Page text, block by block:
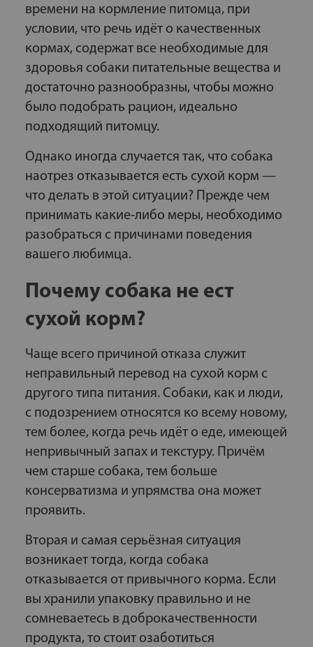
времени на кормление питомца, при
условии, что речь идёт о качественных
кормах, содержат все необходимые для
здоровья собаки питательные вещества и
достаточно разнообразны, чтобы можно
было подобрать рацион, идеально
подходящий питомцу.
Однако иногда случается так, что собака
наотрез отказывается есть сухой корм —
что делать в этой ситуации? Прежде чем
принимать какие-либо меры, необходимо
разобраться с причинами поведения
вашего любимца.
Почему собака не ест
сухой корм?
Чаще всего причиной отказа служит
неправильный перевод на сухой корм с
другого типа питания. Собаки, как и люди,
с подозрением относятся ко всему новому,
тем более, когда речь идёт о еде, имеющей
непривычный запах и текстуру. Причём
чем старше собака, тем больше
консерватизма и упрямства она может
проявить.
Вторая и самая серьёзная ситуация
возникает тогда, когда собака
отказывается от привычного корма. Если
вы хранили упаковку правильно и не
сомневаетесь в доброкачественности
продукта, то стоит озаботиться